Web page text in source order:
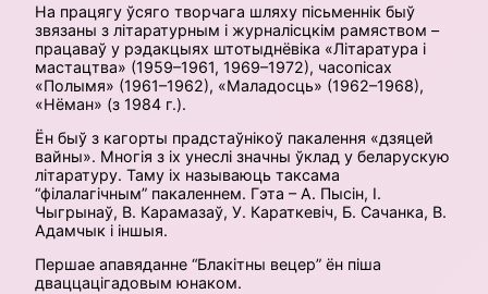
На працягу ўсяго творчага шляху пісьменнік быў
звязаны з літаратурным і журналісцкім рамяством –
працаваў у рэдакцыях штотыднёвіка «Літаратура і
мастацтва» (1959–1961, 1969–1972), часопісах
«Полымя» (1961–1962), «Маладосць» (1962–1968),
«Нёман» (з 1984 г.).
Ён быў з кагорты прадстаўнікоў пакалення «дзяцей
вайны». Многія з іх унеслі значны ўклад у беларускую
літаратуру. Таму іх называюць таксама
“філалагічным” пакаленнем. Гэта – А. Пысін, І.
Чыгрынаў, В. Карамазаў, У. Караткевіч, Б. Сачанка, В.
Адамчык і іншыя.
Першае апавяданне “Блакітны вецер” ён піша
дваццацігадовым юнаком.